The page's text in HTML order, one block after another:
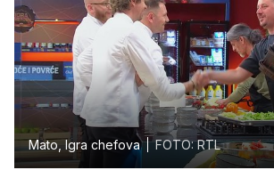
Mato, Igra chefova FOTO: RTL